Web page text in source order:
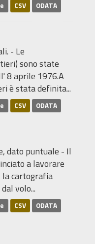
CSV ODATA
- Le
sono state
8 aprile 1976.A
è stata definita...
CSV ODATA
dato puntuale - Il
a lavorare
la cartografia
volo...
CSV ODATA